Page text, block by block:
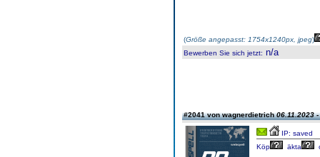
(Größe angepasst: 1754x1240px, jpeg)
Bewerben Sie sich jetzt: n/a
#2041 von wagnerdietrich06.11.2023
IP: saved
Köp
äkta